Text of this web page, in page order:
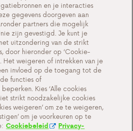
en algemene
BE
en je interacties
gegevens doorgeven aan
partners die mogelijk
zijn gevestigd. Je kunt je
uitzondering van de strikt
door hieronder op ‘Cookie-
Het weigeren of intrekken van je
invloed op de toegang tot de
functies of
Kies ‘Alle cookies
strikt noodzakelijke cookies
weigeren’ om ze te weigeren,
om je voorkeuren op te
Cookiebeleid
Privacy-